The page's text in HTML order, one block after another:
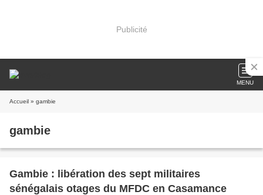
Publicité
MENU
Accueil » gambie
gambie
Gambie : libération des sept militaires
sénégalais otages du MFDC en Casamance